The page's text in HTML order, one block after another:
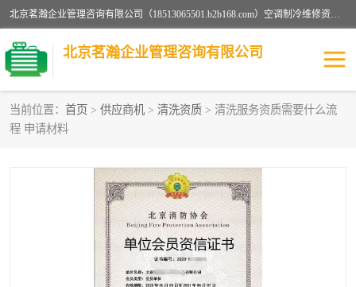
北京茗瀚企业管理咨询有限公司（18513065501.b2b168.com）空调制冷维修资质,油烟管道清洗资质,清洗行业资质公司秉承“顾客至上，锐意进缺的经营理念，我们提供高质量的产品，坚持“客户”的原则为广大客户提供贴心服务。如果你对公司的产品感兴趣，可以联系高经理，我们会用好的产品和服务让您满意。
北京茗瀚企业管理咨询有限公司
当前位置： 首页 > 供应商机 > 清洗资质 > 清洗服务资质需要什么流
程 申请材料
烟道清洗资质
认证服务
防爆电气维修安装资质 空调制冷维修安装资质
矿用设备检修资质